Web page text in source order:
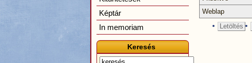
Képtár
In memoriam
Keresés
Weblap
Letöltés